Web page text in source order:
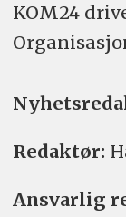
KOM24
Redaktør:
Ansvarlig